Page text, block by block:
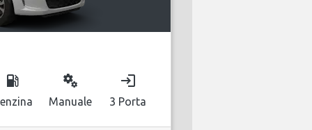
local_gas_station miscellaneous_services
Manuale
login
3 Porta